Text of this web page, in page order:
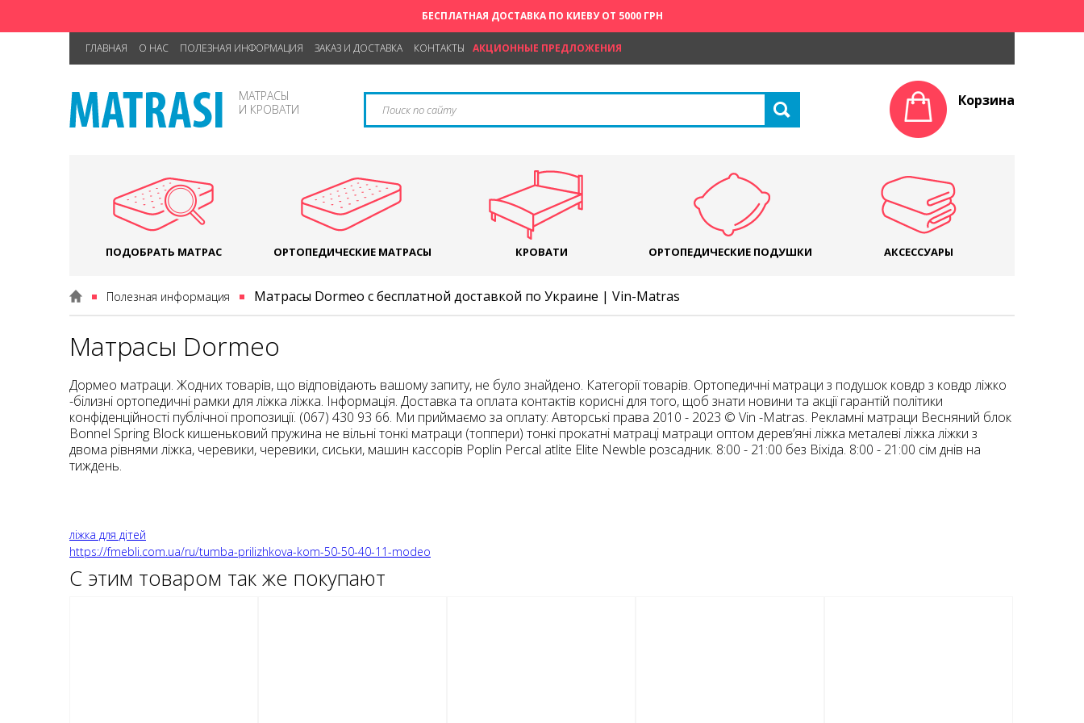
БЕСПЛАТНАЯ ДОСТАВКА ПО КИЕВУ ОТ 5000 ГРН
ГЛАВНАЯ О НАС ПОЛЕЗНАЯ ИНФОРМАЦИЯ ЗАКАЗ И ДОСТАВКА КОНТАКТЫ АКЦИОННЫЕ ПРЕДЛОЖЕНИЯ
МАТРАСЫ
И КРОВАТИ
Корзина
ПОДОБРАТЬ МАТРАС ОРТОПЕДИЧЕСКИЕ МАТРАСЫ КРОВАТИ ОРТОПЕДИЧЕСКИЕ ПОДУШКИ АКСЕССУАРЫ
Полезная информация Матрасы Dormeo с бесплатной доставкой по Украине | Vin-Matras
Матрасы Dormeo
Дормео матраци. Жодних товарів, що відповідають вашому запиту, не було знайдено. Категорії товарів. Ортопедичні матраци з подушок ковдр з ковдр ліжко
-білизні ортопедичні рамки для ліжка ліжка. Інформація. Доставка та оплата контактів корисні для того, щоб знати новини та акції гарантій політики
конфіденційності публічної пропозиції. (067) 430 93 66. Ми приймаємо за оплату: Авторські права 2010 - 2023 © Vin -Matras. Рекламні матраци Весняний блок
Bonnel Spring Block кишеньковий пружина не вільні тонкі матраци (топпери) тонкі прокатні матраці матраци оптом дерев’яні ліжка металеві ліжка ліжки з
двома рівнями ліжка, черевики, черевики, сиськи, машин кассорів Poplin Percal atlite Elite Newble розсадник. 8:00 - 21:00 без Віхіда. 8:00 - 21:00 сім днів на
тиждень.
ліжка для дітей
https://fmebli.com.ua/ru/tumba-prilizhkova-kom-50-50-40-11-modeo
С этим товаром так же покупают